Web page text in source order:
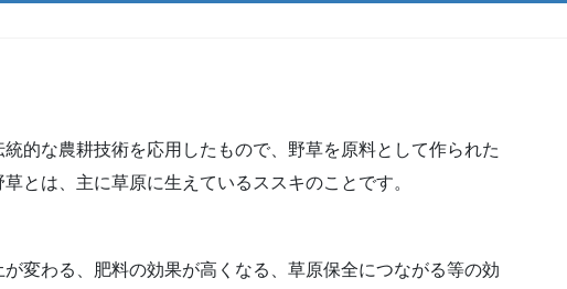
的な農耕技術を応用したもので、野草を原料として作られた
とは、主に草原に生えているススキのことです。
変わる、肥料の効果が高くなる、草原保全につながる等の効